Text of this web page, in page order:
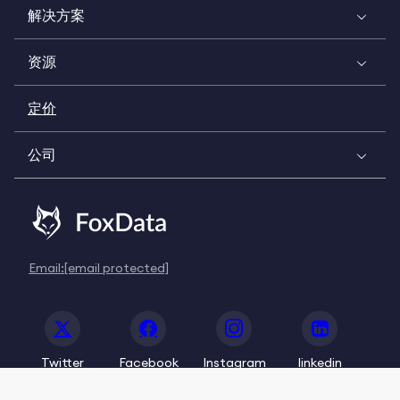
解决方案
资源
定价
公司
Email:[email protected]
Twitter Facebook Instagram linkedin